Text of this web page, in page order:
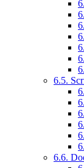
6.5.
6.6.